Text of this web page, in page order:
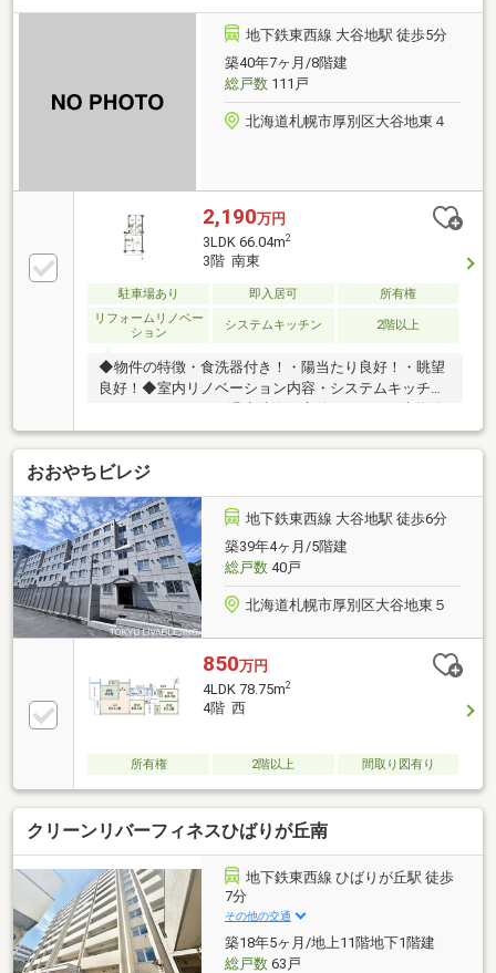
地下鉄東西線 大谷地駅 徒歩5分
築40年7ヶ月/8階建
総戸数111戸
北海道札幌市厚別区大谷地東４
2,190万円
3LDK 66.04m2
3階 南東
駐車場あり 即入居可
所有権
リフォームリノベー
ション
システムキッチン 2階以上
◆物件の特徴・食洗器付き！・陽当たり良好！・眺望
良好！◆室内リノベーション内容・システムキッチ
ン・ユニットバス・温水洗浄便座付トイレetc※本物件
はインテリックスの内装物件ではございません。
おおやちビレジ
地下鉄東西線 大谷地駅 徒歩6分
築39年4ヶ月/5階建
総戸数40戸
北海道札幌市厚別区大谷地東５
850万円
4LDK 78.75m2
4階 西
所有権 2階以上 間取り図有り
クリーンリバーフィネスひばりが丘南
地下鉄東西線 ひばりが丘駅 徒歩
7分
その他の交通
築18年5ヶ月/地上11階地下1階建
総戸数63戸